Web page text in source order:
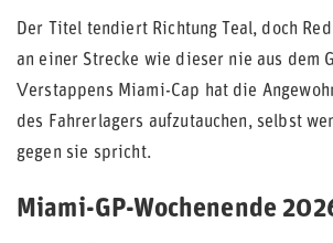
Der Titel tendiert Richtung Teal, doch
an einer Strecke wie dieser nie aus dem
Verstappens Miami-Cap hat die
des Fahrerlagers aufzutauchen, selbst
gegen sie spricht.
Miami-GP-Wochenende